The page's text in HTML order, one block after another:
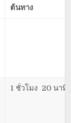
ต้นทาง
1 ชั่วโมง 20 นาที